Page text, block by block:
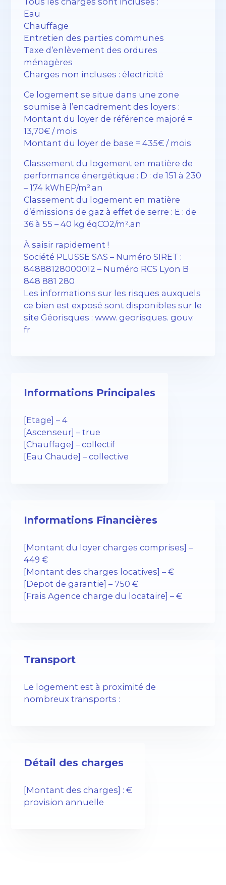
Eau
Chauffage
Entretien des parties communes
Taxe d’enlèvement des ordures
ménagères
Charges non incluses : électricité
Ce logement se situe dans une zone
soumise à l’encadrement des loyers :
Montant du loyer de référence majoré =
13,70€ / mois
Montant du loyer de base = 435€ / mois
Classement du logement en matière de
performance énergétique : D : de 151 à 230
– 174 kWhEP/m².an
Classement du logement en matière
d’émissions de gaz à effet de serre : E : de
36 à 55 – 40 kg éqCO2/m².an
À saisir rapidement !
Société PLUSSE SAS – ​​Numéro SIRET :
84888128000012 – Numéro RCS Lyon B
848 881 280
Les informations sur les risques auxquels
ce bien est exposé sont disponibles sur le
site Géorisques : www. georisques. gouv.
fr
Informations Principales
[Etage] – 4
[Ascenseur] – true
[Chauffage] – collectif
[Eau Chaude] – collective
Informations Financières
[Montant du loyer charges comprises] –
449 €
[Montant des charges locatives] – €
[Depot de garantie] – 750 €
[Frais Agence charge du locataire] – €
Transport
Le logement est à proximité de
nombreux transports :
Détail des charges
[Montant des charges] : €
provision annuelle